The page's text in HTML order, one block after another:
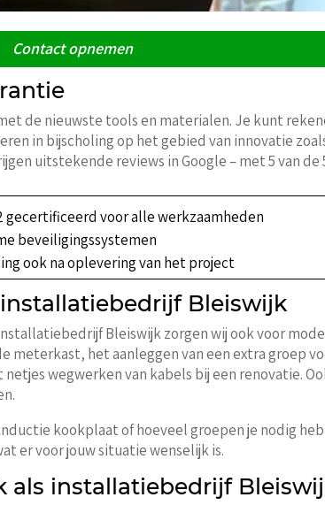
Contact opnemen
de nieuwste tools en materialen. Je kunt
in bijscholing op het gebied van innovatie
uitstekende reviews in Google – met 5 van de
gecertificeerd voor alle werkzaamheden
beveiligingssystemen
ook na oplevering van het project
Bleiswijk
Bleiswijk zorgen wij ook voor
meterkast, het aanleggen van een extra groep
wegwerken van kabels bij een renovatie.
kookplaat of hoeveel groepen je nodig
er voor jouw situatie wenselijk is.
als installatiebedrijf